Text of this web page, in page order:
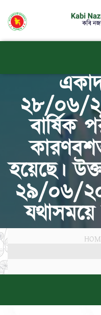
২৮/০৬/
বার্ষিক
হয়েছে।
২৯/০৬/